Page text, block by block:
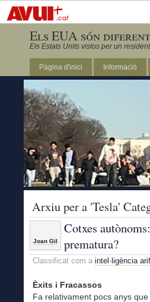
Els EUA són
Els Estats Units vistos per un
Pàgina d'inici Informació
Arxiu per a 'Tesla'
Joan Gil
Cotxes
prematura?
Classificat com a intel·ligència
Èxits i Fracassos
Fa relativament pocs anys